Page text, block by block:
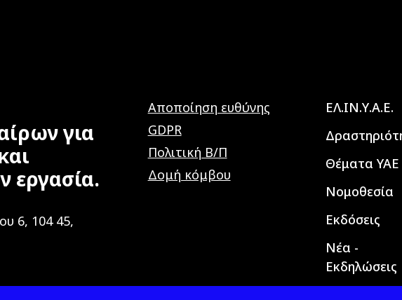
για
εργασία.
6, 104 45,
Αποποίηση ευθύνης
GDPR
Πολιτική Β/Π
Δομή κόμβου
Main
ΕΛ.ΙΝ.Υ.Α.Ε.
Θέματα ΥΑΕ
Νομοθεσία
Εκδόσεις
Νέα -
Εκδηλώσεις